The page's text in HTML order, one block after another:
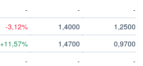
- -
-
-3,12% 1,4000
1,2500
+11,57% 1,4700
0,9700
- -
-